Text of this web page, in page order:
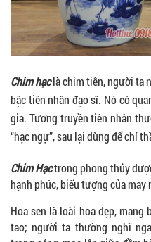
Chim hạclà chim tiên, người ta
bậc tiên nhân đạo sĩ. Nó có
gia. Tương truyền tiên nhân
“hạc ngự”, sau lại dùng để chỉ
Chim Hạctrong phong thủy
hạnh phúc, biểu tượng của
Hoa sen là loài hoa đẹp,
tao; người ta thường nghĩ